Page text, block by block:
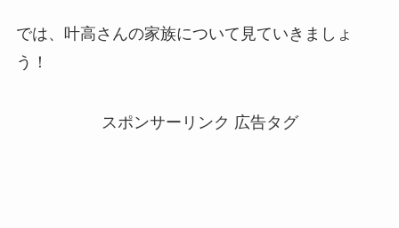
では、叶高さんの家族について見ていきましょ
う！
スポンサーリンク 広告タグ